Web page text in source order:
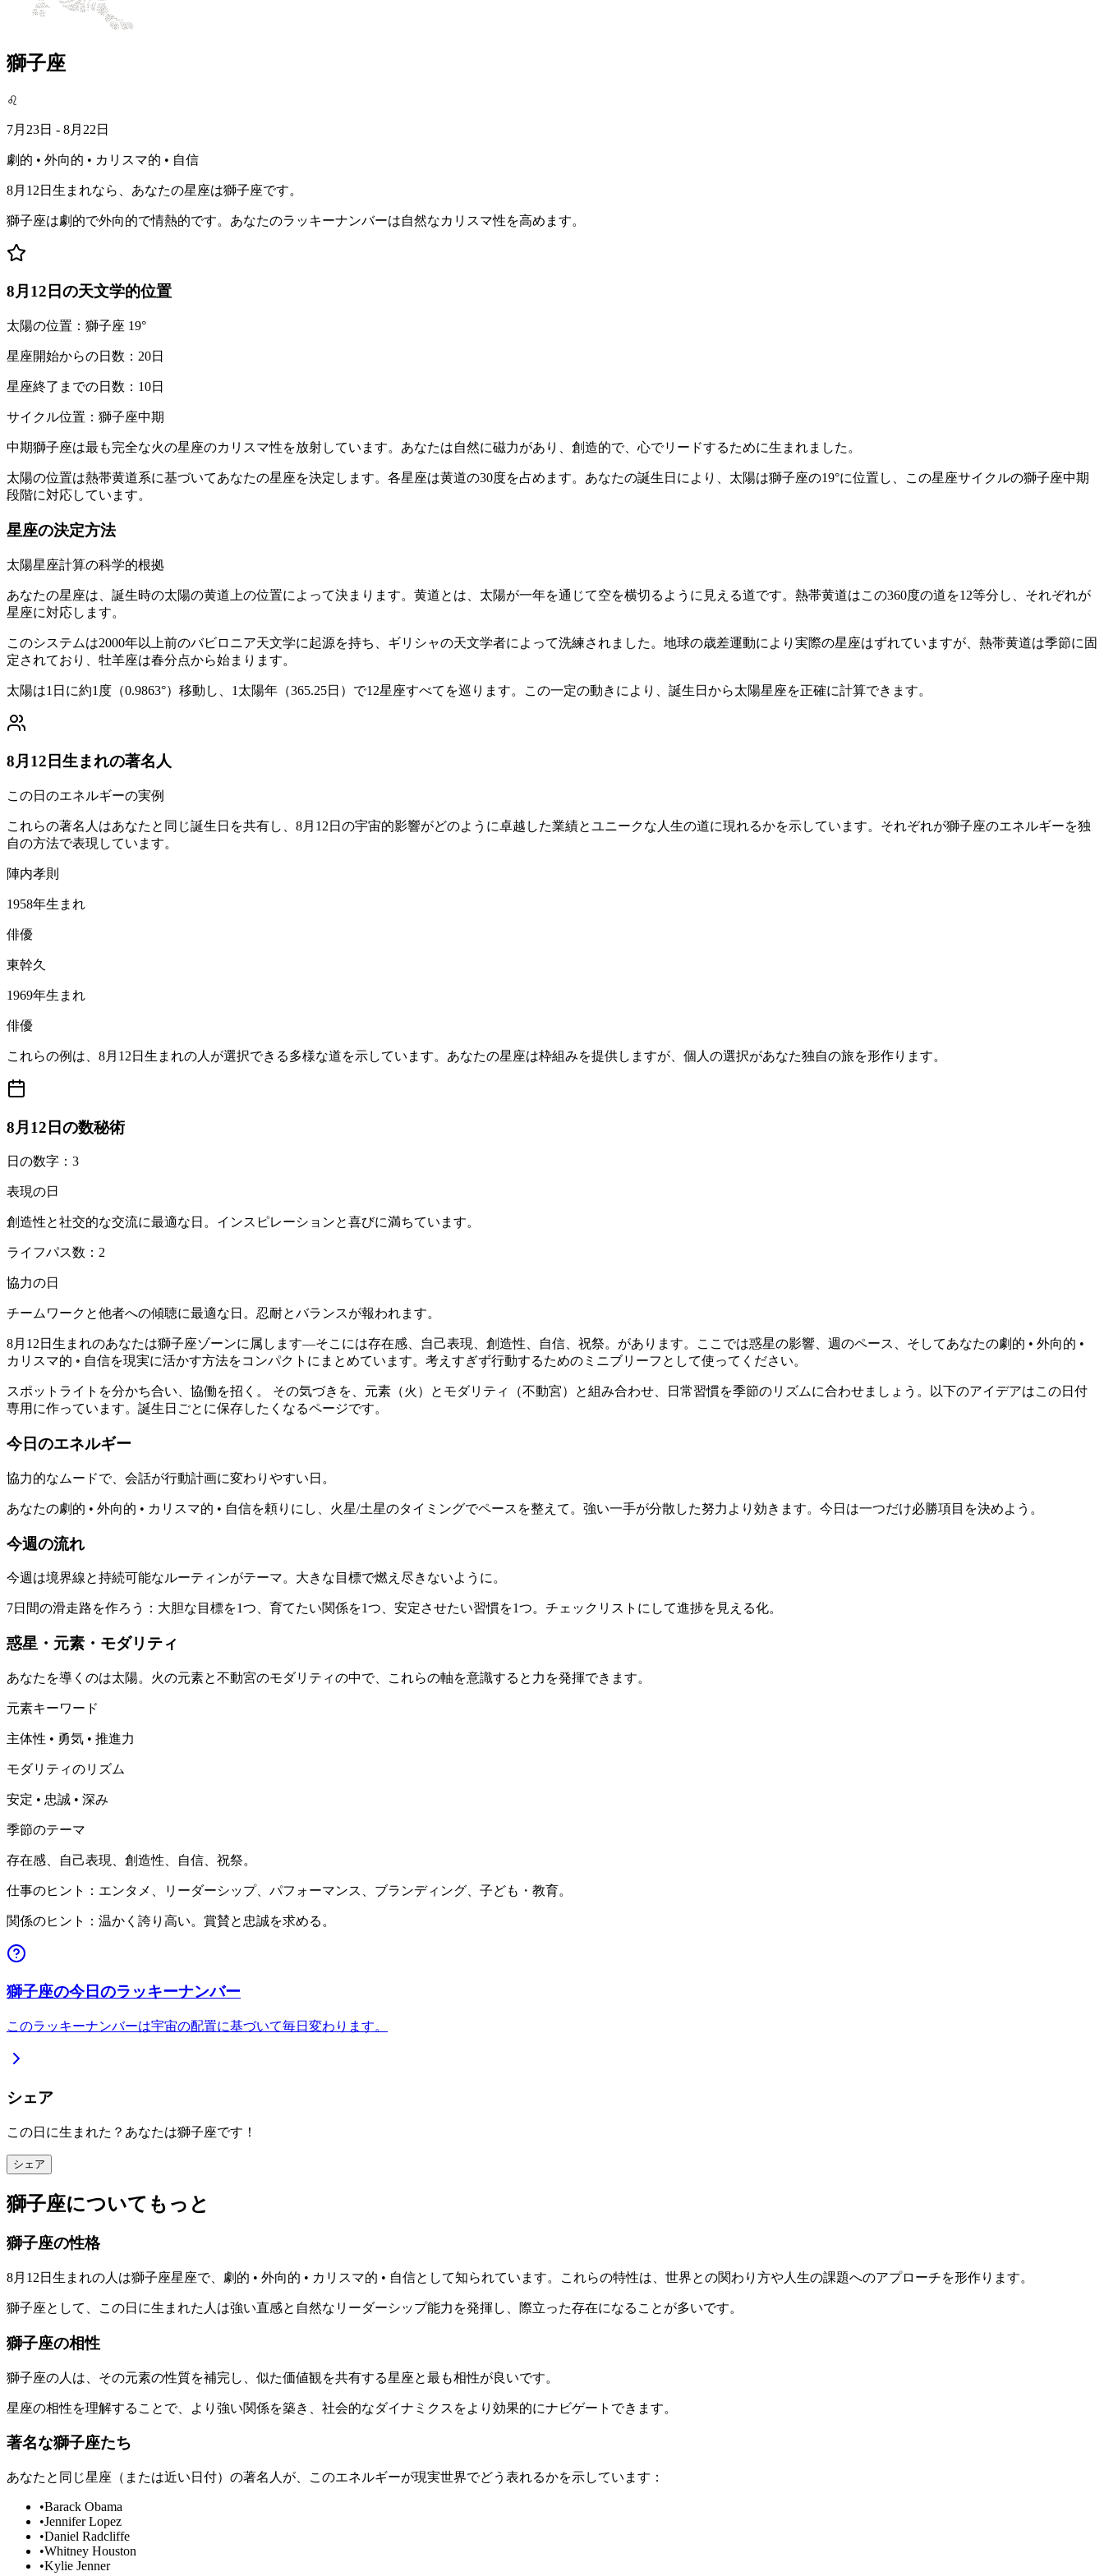
獅子座
♌
7月23日 - 8月22日
劇的 • 外向的 • カリスマ的 • 自信
8月12日生まれなら、あなたの星座は獅子座です。
獅子座は劇的で外向的で情熱的です。あなたのラッキーナンバーは自然なカリスマ性を高めます。
8月12日の天文学的位置
太陽の位置：獅子座 19°
星座開始からの日数：20日
星座終了までの日数：10日
サイクル位置：獅子座中期
中期獅子座は最も完全な火の星座のカリスマ性を放射しています。あなたは自然に磁力があり、創造的で、心でリードするために生まれました。
太陽の位置は熱帯黄道系に基づいてあなたの星座を決定します。各星座は黄道の30度を占めます。あなたの誕生日により、太陽は獅子座の19°に位置し、この星座サイクルの獅子座中期
段階に対応しています。
星座の決定方法
太陽星座計算の科学的根拠
あなたの星座は、誕生時の太陽の黄道上の位置によって決まります。黄道とは、太陽が一年を通じて空を横切るように見える道です。熱帯黄道はこの360度の道を12等分し、それぞれが
星座に対応します。
このシステムは2000年以上前のバビロニア天文学に起源を持ち、ギリシャの天文学者によって洗練されました。地球の歳差運動により実際の星座はずれていますが、熱帯黄道は季節に固
定されており、牡羊座は春分点から始まります。
太陽は1日に約1度（0.9863°）移動し、1太陽年（365.25日）で12星座すべてを巡ります。この一定の動きにより、誕生日から太陽星座を正確に計算できます。
8月12日生まれの著名人
この日のエネルギーの実例
これらの著名人はあなたと同じ誕生日を共有し、8月12日の宇宙的影響がどのように卓越した業績とユニークな人生の道に現れるかを示しています。それぞれが獅子座のエネルギーを独
自の方法で表現しています。
陣内孝則
1958年生まれ
俳優
東幹久
1969年生まれ
俳優
これらの例は、8月12日生まれの人が選択できる多様な道を示しています。あなたの星座は枠組みを提供しますが、個人の選択があなた独自の旅を形作ります。
8月12日の数秘術
日の数字：3
表現の日
創造性と社交的な交流に最適な日。インスピレーションと喜びに満ちています。
ライフパス数：2
協力の日
チームワークと他者への傾聴に最適な日。忍耐とバランスが報われます。
8月12日生まれのあなたは獅子座ゾーンに属します—そこには存在感、自己表現、創造性、自信、祝祭。があります。ここでは惑星の影響、週のペース、そしてあなたの劇的 • 外向的 •
カリスマ的 • 自信を現実に活かす方法をコンパクトにまとめています。考えすぎず行動するためのミニブリーフとして使ってください。
スポットライトを分かち合い、協働を招く。 その気づきを、元素（火）とモダリティ（不動宮）と組み合わせ、日常習慣を季節のリズムに合わせましょう。以下のアイデアはこの日付
専用に作っています。誕生日ごとに保存したくなるページです。
今日のエネルギー
協力的なムードで、会話が行動計画に変わりやすい日。
あなたの劇的 • 外向的 • カリスマ的 • 自信を頼りにし、火星/土星のタイミングでペースを整えて。強い一手が分散した努力より効きます。今日は一つだけ必勝項目を決めよう。
今週の流れ
今週は境界線と持続可能なルーティンがテーマ。大きな目標で燃え尽きないように。
7日間の滑走路を作ろう：大胆な目標を1つ、育てたい関係を1つ、安定させたい習慣を1つ。チェックリストにして進捗を見える化。
惑星・元素・モダリティ
あなたを導くのは太陽。火の元素と不動宮のモダリティの中で、これらの軸を意識すると力を発揮できます。
元素キーワード
主体性 • 勇気 • 推進力
モダリティのリズム
安定 • 忠誠 • 深み
季節のテーマ
存在感、自己表現、創造性、自信、祝祭。
仕事のヒント：エンタメ、リーダーシップ、パフォーマンス、ブランディング、子ども・教育。
関係のヒント：温かく誇り高い。賞賛と忠誠を求める。
獅子座の今日のラッキーナンバー
このラッキーナンバーは宇宙の配置に基づいて毎日変わります。
シェア
この日に生まれた？あなたは獅子座です！
シェア
獅子座についてもっと
獅子座の性格
8月12日生まれの人は獅子座星座で、劇的 • 外向的 • カリスマ的 • 自信として知られています。これらの特性は、世界との関わり方や人生の課題へのアプローチを形作ります。
獅子座として、この日に生まれた人は強い直感と自然なリーダーシップ能力を発揮し、際立った存在になることが多いです。
獅子座の相性
獅子座の人は、その元素の性質を補完し、似た価値観を共有する星座と最も相性が良いです。
星座の相性を理解することで、より強い関係を築き、社会的なダイナミクスをより効果的にナビゲートできます。
著名な獅子座たち
あなたと同じ星座（または近い日付）の著名人が、このエネルギーが現実世界でどう表れるかを示しています：
•Barack Obama
•Jennifer Lopez
•Daniel Radcliffe
•Whitney Houston
•Kylie Jenner